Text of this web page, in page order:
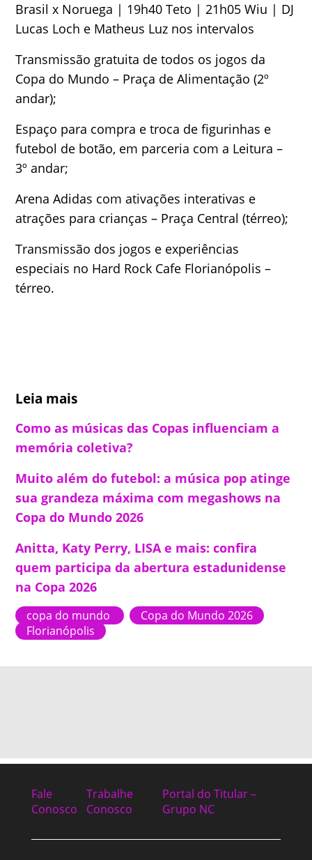
Brasil x Noruega | 19h40 Teto | 21h05 Wiu | DJ
Lucas Loch e Matheus Luz nos intervalos
Transmissão gratuita de todos os jogos da
Copa do Mundo – Praça de Alimentação (2º
andar);
Espaço para compra e troca de figurinhas e
futebol de botão, em parceria com a Leitura –
3º andar;
Arena Adidas com ativações interativas e
atrações para crianças – Praça Central (térreo);
Transmissão dos jogos e experiências
especiais no Hard Rock Cafe Florianópolis –
térreo.
Leia mais
Como as músicas das Copas influenciam a
memória coletiva?
Muito além do futebol: a música pop atinge
sua grandeza máxima com megashows na
Copa do Mundo 2026
Anitta, Katy Perry, LISA e mais: confira
quem participa da abertura estadunidense
na Copa 2026
copa do mundo
Copa do Mundo 2026
Florianópolis
Fale
Conosco
Trabalhe
Conosco
Portal do Titular –
Grupo NC